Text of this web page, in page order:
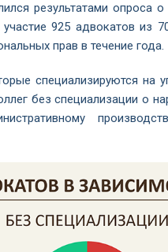
результатами опроса
925 адвокатов из
прав в течение года.
специализируются на
без специализации о